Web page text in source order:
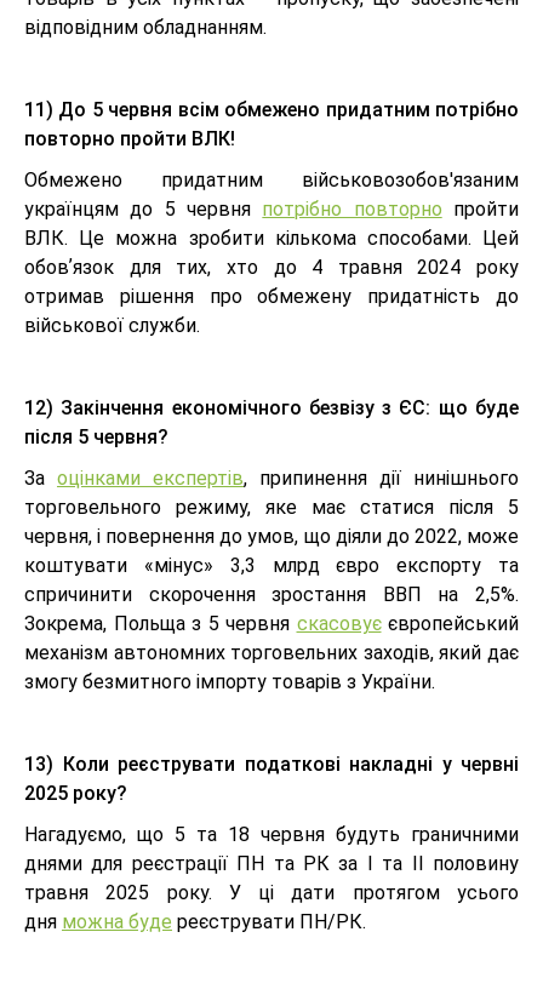
відповідним обладнанням.
11) До 5 червня всім обмежено придатним потрібно
повторно пройти ВЛК!
Обмежено придатним військовозобов'язаним
українцям до 5 червня потрібно повторно пройти
ВЛК. Це можна зробити кількома способами. Цей
обовʼязок для тих, хто до 4 травня 2024 року
отримав рішення про обмежену придатність до
військової служби.
12) Закінчення економічного безвізу з ЄС: що буде
після 5 червня?
За оцінками експертів, припинення дії нинішнього
торговельного режиму, яке має статися після 5
червня, і повернення до умов, що діяли до 2022, може
коштувати «мінус» 3,3 млрд євро експорту та
спричинити скорочення зростання ВВП на 2,5%.
Зокрема, Польща з 5 червня скасовуєєвропейський
механізм автономних торговельних заходів, який дає
змогу безмитного імпорту товарів з України.
13) Коли реєструвати податкові накладні у червні
2025 року?
Нагадуємо, що 5 та 18 червня будуть граничними
днями для реєстрації ПН та РК за І та ІІ половину
травня 2025 року. У ці дати протягом усього
дня можна буде реєструвати ПН/РК.